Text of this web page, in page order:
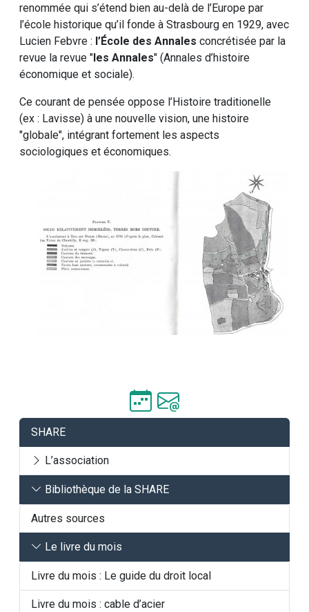
renommée qui s’étend bien au-delà de l’Europe par
l’école historique qu’il fonde à Strasbourg en 1929, avec
Lucien Febvre : l’École des Annales concrétisée par la
revue la revue "les Annales" (Annales d’histoire
économique et sociale).
Ce courant de pensée oppose l’Histoire traditionelle
(ex : Lavisse) à une nouvelle vision, une histoire
"globale", intégrant fortement les aspects
sociologiques et économiques.
SHARE
L’association
Bibliothèque de la SHARE
Autres sources
Le livre du mois
Livre du mois : Le guide du droit local
Livre du mois : cable d’acier